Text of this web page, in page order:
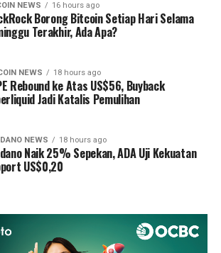
NEWS 16 hours ago
Borong Bitcoin Setiap Hari Selama
Terakhir, Ada Apa?
NEWS 18 hours ago
Rebound ke Atas US$56, Buyback
Jadi Katalis Pemulihan
NEWS 18 hours ago
Naik 25% Sepekan, ADA Uji Kekuatan
US$0,20